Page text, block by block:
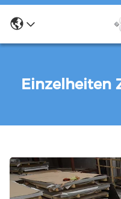
Einzelheiten